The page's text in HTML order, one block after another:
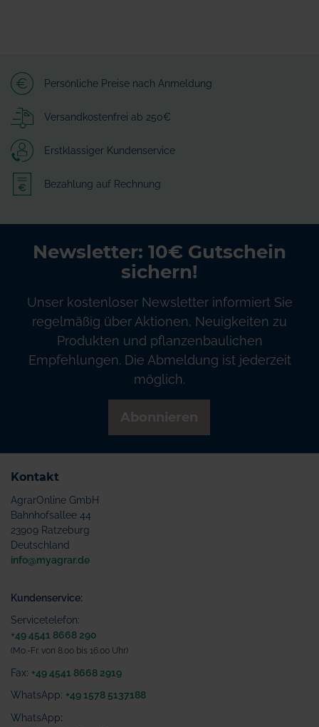
Persönliche Preise nach Anmeldung
Versandkostenfrei ab 250€
Erstklassiger Kundenservice
Bezahlung auf Rechnung
Newsletter: 10€ Gutschein
sichern!
Unser kostenloser Newsletter informiert Sie
regelmäßig über Aktionen, Neuigkeiten zu
Produkten und pflanzenbaulichen
Empfehlungen. Die Abmeldung ist jederzeit
möglich.
Kontakt
AgrarOnline GmbH
Bahnhofsallee 44
23909 Ratzeburg
Deutschland
info@myagrar.de
Kundenservice:
Servicetelefon:
+49 4541 8668 290
(Mo.-Fr. von 8.00 bis 16.00 Uhr)
Fax: +49 4541 8668 2919
WhatsApp: +49 1578 5137188
WhatsApp: